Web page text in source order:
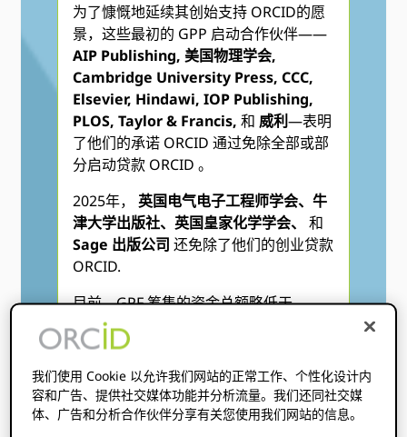
为了慷慨地延续其创始支持 ORCID的愿
景，这些最初的 GPP 启动合作伙伴——
AIP Publishing, 美国物理学会,
Cambridge University Press, CCC,
Elsevier, Hindawi, IOP Publishing,
PLOS, Taylor & Francis, 和 威利—表明
了他们的承诺 ORCID 通过免除全部或部
分启动贷款 ORCID 。
2025年， 英国电气电子工程师学会、牛
津大学出版社、英国皇家化学学会、和
Sage 出版公司还免除了他们的创业贷款
ORCID.
目前，GPF 筹集的资金总额略低于
US$1.5M。
基金有可能，连同 ORCID内资会员权益
计划， 形式 ORCID“全球参与计划
（GPP）.
我们使用 Cookie 以允许我们网站的正常工作、个性化设计内
容和广告、提供社交媒体功能并分析流量。我们还同社交媒
体、广告和分析合作伙伴分享有关您使用我们网站的信息。